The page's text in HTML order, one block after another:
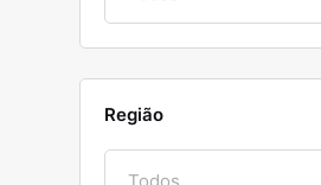
Região